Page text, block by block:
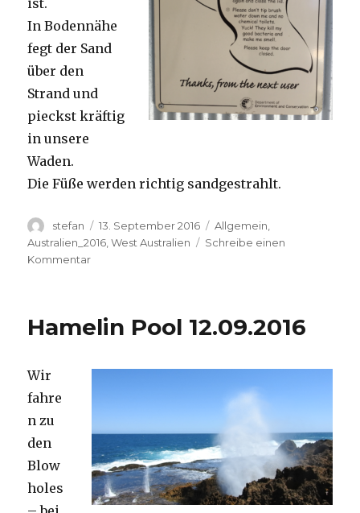
In Bodennähe
fegt der Sand
über den
Strand und
pieckst kräftig
in unsere
Waden.
Die Füße werden richtig sandgestrahlt.
Autor
stefan
Veröffentlicht
am
13. September 2016 Kategorien
Allgemein
Australien_2016 ,West Australien
Schreibe einen
Kommentarzu
Hamelin Pool 12.09.2016
Wir
fahre
n zu
den
Blow
holes